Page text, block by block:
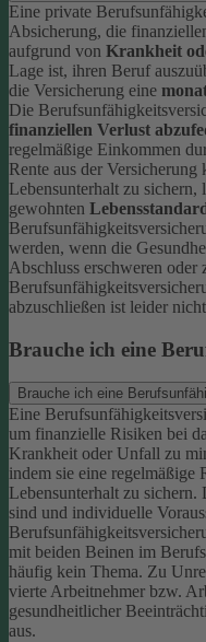
Eine private
Absicherung, die
aufgrund von Krankheit
Lage ist, ihren Beruf
die Versicherung eine
Die
finanziellen Verlust
regelmäßige Einkommen
Rente aus der
Lebensunterhalt zu sichern,
gewohnten
werden, wenn die
Abschluss erschweren
abzuschließen ist leider
Brauche ich eine
Brauche ich eine
Eine
um finanzielle Risiken bei
Krankheit oder Unfall zu
indem sie eine regelmäßige
Lebensunterhalt zu sichern.
sind und individuelle
mit beiden Beinen im
häufig kein Thema. Zu
vierte Arbeitnehmer bzw.
gesundheitlicher
aus.